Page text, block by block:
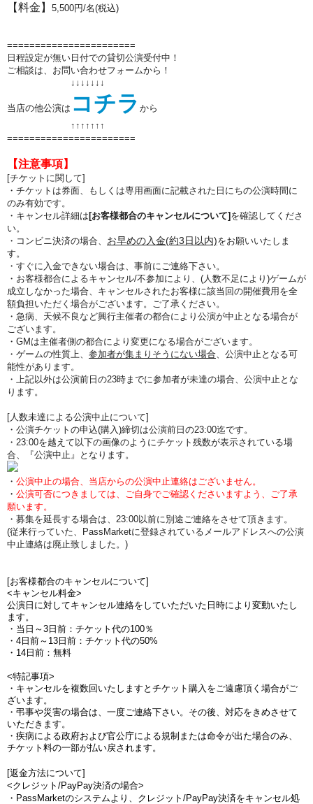
【料金】 5,500円/名(税込)
=======================
日程設定が無い日付での貸切公演受付中！
ご相談は、お問い合わせフォームから！
↓↓↓↓↓↓↓
当店の他公演は コチラ から
↑↑ ↑↑ ↑↑ ↑
=======================
【注意事項】
[チケットに関して]
・チケットは券面、もしくは専用画面に記載された日にちの公演時間に
のみ有効です。
・キャンセル詳細は [お客様都合のキャンセルについて] を確認してくださ
い。
・コンビニ決済の場合、 お早めの入金(約3日以内)をお願いいたしま
す。
・すぐに入金できない場合は、事前にご連絡下さい。
・お客様都合によるキャンセル/不参加により、(人数不足により)ゲームが
成立しなかった場合、キャンセルされたお客様に該当回の開催費用を全
額負担いただく場合がございます。ご了承ください。
・急病、天候不良など興行主催者の都合により公演が中止となる場合が
ございます。
・GMは主催者側の都合により変更になる場合がございます。
・ゲームの性質上、 参加者が集まりそうにない場合、公演中止となる可
能性があります。
・上記以外は公演前日の23時までに参加者が未達の場合、公演中止とな
ります。
[人数未達による公演中止について]
・公演チケットの申込(購入)締切は公演前日の23:00迄です。
・23:00を越えて以下の画像のようにチケット残数が表示されている場
合、『公演中止』となります。
・ 公演中止の場合、当店からの公演中止連絡はございません。
・ 公演可否につきましては、ご自身でご確認くださいますよう、ご了承
願います。
・募集を延長する場合は、23:00以前に別途ご連絡をさせて頂きます。
(従来行っていた、PassMarketに登録されているメールアドレスへの公演
中止連絡は廃止致しました。)
[お客様都合のキャンセルについて]
<キャンセル料金>
公演日に対してキャンセル連絡をしていただいた日時により変動いたし
ます。
・当日～3日前：チケット代の100％
・4日前～13日前：チケット代の50%
・14日前：無料
<特記事項>
・キャンセルを複数回いたしますとチケット購入をご遠慮頂く場合がご
ざいます。
・弔事や災害の場合は、一度ご連絡下さい。その後、対応をきめさせて
いただきます。
・疾病による政府および官公庁による規制または命令が出た場合のみ、
チケット料の一部が払い戻されます。
[返金方法について]
<クレジット/PayPay決済の場合>
・PassMarketのシステムより、クレジット/PayPay決済をキャンセル処